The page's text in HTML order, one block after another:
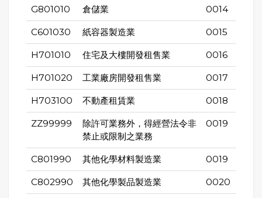
G801010 倉儲業 0014
C601030 紙容器製造業 0015
H701010 住宅及大樓開發租售業 0016
H701020 工業廠房開發租售業 0017
H703100 不動產租賃業 0018
ZZ99999
除許可業務外，得經營法令非
禁止或限制之業務
0019
C801990 其他化學材料製造業 0019
C802990 其他化學製品製造業 0020